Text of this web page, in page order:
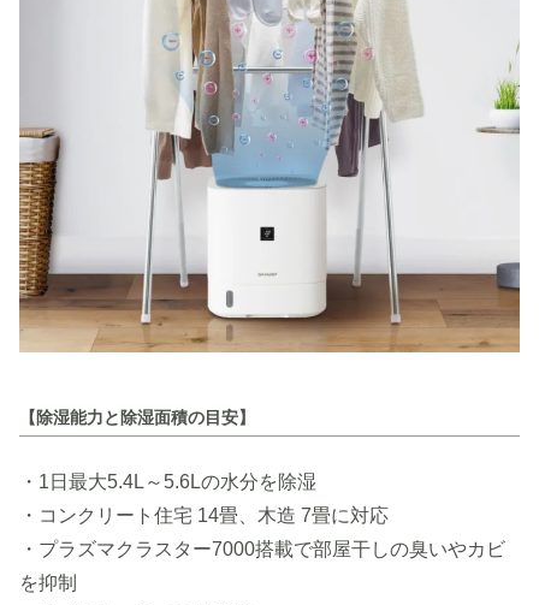
【除湿能力と除湿面積の目安】
・1日最大5.4L～5.6Lの水分を除湿
・コンクリート住宅 14畳、木造 7畳に対応
・プラズマクラスター7000搭載で部屋干しの臭いやカビ
を抑制